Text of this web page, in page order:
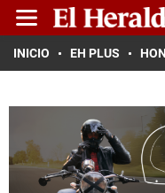
INICIO EH PLUS